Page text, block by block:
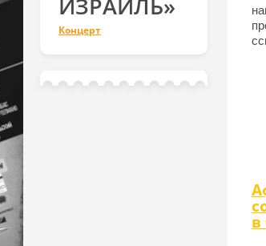
ИЗРАИЛЬ»
Концерт
в